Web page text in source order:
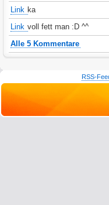
Link ka
Link voll fett man :D ^^
Alle 5 Kommentare
RSS-